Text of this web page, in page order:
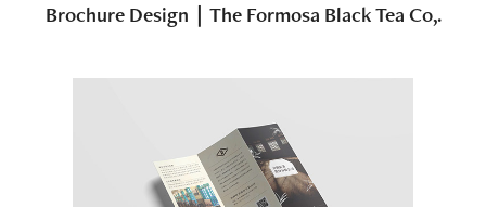
Brochure Design｜The Formosa Black Tea Co,.